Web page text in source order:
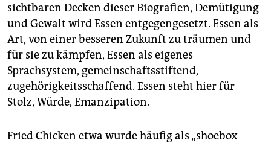
sichtbaren Decken dieser Biografien, Demütigung
und Gewalt wird Essen entgegengesetzt. Essen als
Art, von einer besseren Zukunft zu träumen und
für sie zu kämpfen, Essen als eigenes
Sprachsystem, gemeinschaftsstiftend,
zugehörigkeitsschaffend. Essen steht hier für
Stolz, Würde, Emanzipation.
Fried Chicken etwa wurde häufig als „shoebox